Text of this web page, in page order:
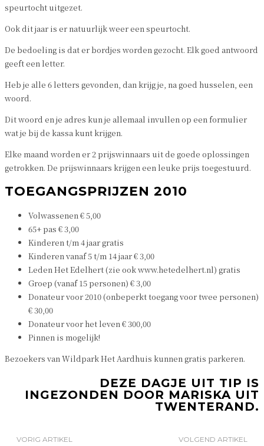
speurtocht uitgezet.
Ook dit jaar is er natuurlijk weer een speurtocht.
De bedoeling is dat er bordjes worden gezocht. Elk goed antwoord
geeft een letter.
Heb je alle 6 letters gevonden, dan krijg je, na goed husselen, een
woord.
Dit woord en je adres kun je allemaal invullen op een formulier
wat je bij de kassa kunt krijgen.
Elke maand worden er 2 prijswinnaars uit de goede oplossingen
getrokken. De prijswinnaars krijgen een leuke prijs toegestuurd.
TOEGANGSPRIJZEN 2010
Volwassenen € 5,00
65+ pas € 3,00
Kinderen t/m 4 jaar gratis
Kinderen vanaf 5 t/m 14 jaar € 3,00
Leden Het Edelhert (zie ook www.hetedelhert.nl) gratis
Groep (vanaf 15 personen) € 3,00
Donateur voor 2010 (onbeperkt toegang voor twee personen)
€ 30,00
Donateur voor het leven € 300,00
Pinnen is mogelijk!
Bezoekers van Wildpark Het Aardhuis kunnen gratis parkeren.
DEZE DAGJE UIT TIP IS
INGEZONDEN DOOR MARISKA UIT
TWENTERAND.
VORIG ARTIKEL VOLGEND ARTIKEL